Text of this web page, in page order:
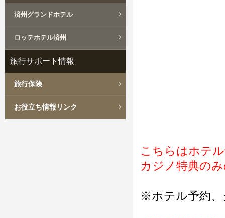
こちらはホテ
カジノ特典の
※ホテル予約、
済州グランドホテル
ロッテホテル済州
旅行サポート情報
旅行保険
お役立ち情報リンク